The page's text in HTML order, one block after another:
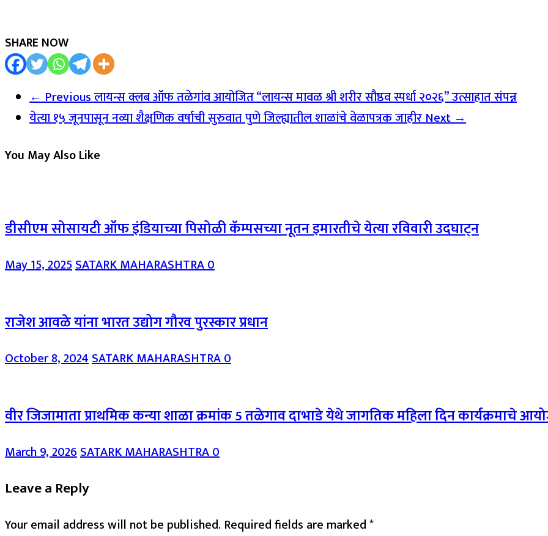
SHARE NOW
← Previousलायन्स क्लब ऑफ तळेगांव आयोजित “लायन्स मावळ श्री शरीर सौष्ठव स्पर्धा २०२६” उत्साहात संपन्न
येत्या १५ जूनपासून नव्या शैक्षणिक वर्षाची सुरुवात पुणे जिल्ह्यातील शाळांचे वेळापत्रक जाहीरNext →
You May Also Like
डीसीएम सोसायटी ऑफ इंडियाच्या पिसोळी कॅम्पसच्या नूतन इमारतीचे येत्या रविवारी उदघाट्न
May 15, 2025SATARK MAHARASHTRA0
राजेश आवळे यांना भारत उद्योग गौरव पुरस्कार प्रधान
October 8, 2024SATARK MAHARASHTRA0
वीर जिजामाता प्राथमिक कन्या शाळा क्रमांक 5 तळेगाव दाभाडे येथे जागतिक महिला दिन कार्यक्रमाचे
March 9, 2026SATARK MAHARASHTRA0
Leave a Reply
Your email address will not be published. Required fields are marked*